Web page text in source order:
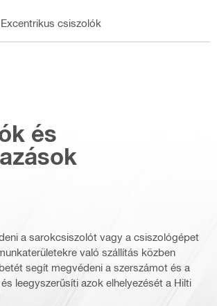
Excentrikus csiszolók
és
a sarokcsiszolót vagy a csiszológépet
való szállítás közben
segít megvédeni a szerszámot és a
leegyszerűsíti azok elhelyezését a Hilti